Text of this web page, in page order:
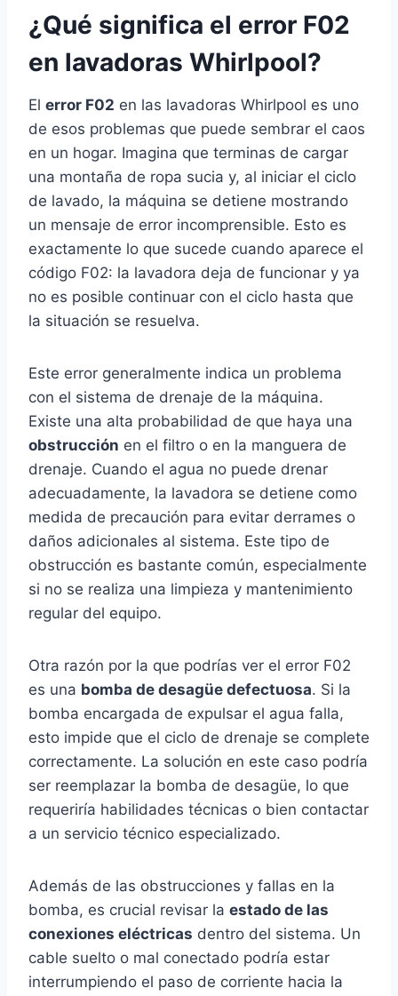
¿Qué significa el error F02
en lavadoras Whirlpool?
El error F02 en las lavadoras Whirlpool es uno
de esos problemas que puede sembrar el caos
en un hogar. Imagina que terminas de cargar
una montaña de ropa sucia y, al iniciar el ciclo
de lavado, la máquina se detiene mostrando
un mensaje de error incomprensible. Esto es
exactamente lo que sucede cuando aparece el
código F02: la lavadora deja de funcionar y ya
no es posible continuar con el ciclo hasta que
la situación se resuelva.
Este error generalmente indica un problema
con el sistema de drenaje de la máquina.
Existe una alta probabilidad de que haya una
obstrucción en el filtro o en la manguera de
drenaje. Cuando el agua no puede drenar
adecuadamente, la lavadora se detiene como
medida de precaución para evitar derrames o
daños adicionales al sistema. Este tipo de
obstrucción es bastante común, especialmente
si no se realiza una limpieza y mantenimiento
regular del equipo.
Otra razón por la que podrías ver el error F02
es una bomba de desagüe defectuosa. Si la
bomba encargada de expulsar el agua falla,
esto impide que el ciclo de drenaje se complete
correctamente. La solución en este caso podría
ser reemplazar la bomba de desagüe, lo que
requeriría habilidades técnicas o bien contactar
a un servicio técnico especializado.
Además de las obstrucciones y fallas en la
bomba, es crucial revisar la estado de las
conexiones eléctricas dentro del sistema. Un
cable suelto o mal conectado podría estar
interrumpiendo el paso de corriente hacia la